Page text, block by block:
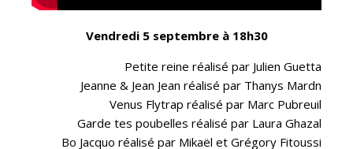
Vendredi 5 septembre à 18h30
Petite reine réalisé par Julien Guetta
Jeanne & Jean Jean réalisé par Thanys Mardn
Venus Flytrap réalisé par Marc Pubreuil
Garde tes poubelles réalisé par Laura Ghazal
Bo Jacquo réalisé par Mikaël et Grégory Fitoussi